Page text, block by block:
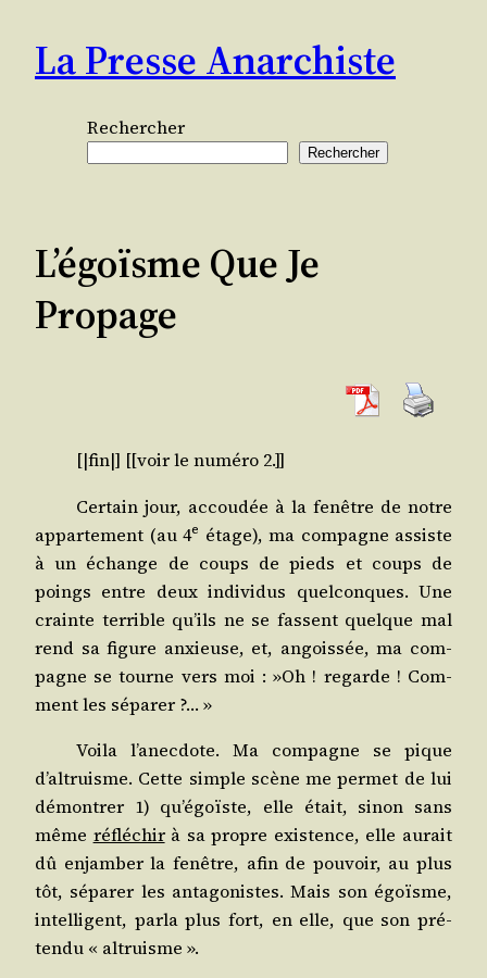
contenu
La Presse Anarchiste
Rechercher
Rechercher
L’égoïsme Que Je
Propage
[|fin|] [[voir le numé­ro 2.]]
Cer­tain jour, accou­dée à la fenêtre de notre
appar­te­ment (au 4e étage), ma com­pagne assiste
à un échange de coups de pieds et coups de
poings entre deux indi­vi­dus quel­conques. Une
crainte ter­rible qu’ils ne se fassent quelque mal
rend sa figure anxieuse, et, angois­sée, ma com­
pagne se tourne vers moi : »Oh ! regarde ! Com­
ment les séparer ?… »
Voi­la l’anecdote. Ma com­pagne se pique
d’altruisme. Cette simple scène me per­met de lui
démon­trer 1) qu’égoïste, elle était, sinon sans
même réflé­chirà sa propre exis­tence, elle aurait
dû enjam­ber la fenêtre, afin de pou­voir, au plus
tôt, sépa­rer les anta­go­nistes. Mais son égoïsme,
intel­li­gent, par­la plus fort, en elle, que son pré­
ten­du « altruisme ».